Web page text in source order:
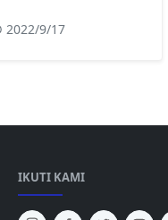
2022/9/17
IKUTI KAMI